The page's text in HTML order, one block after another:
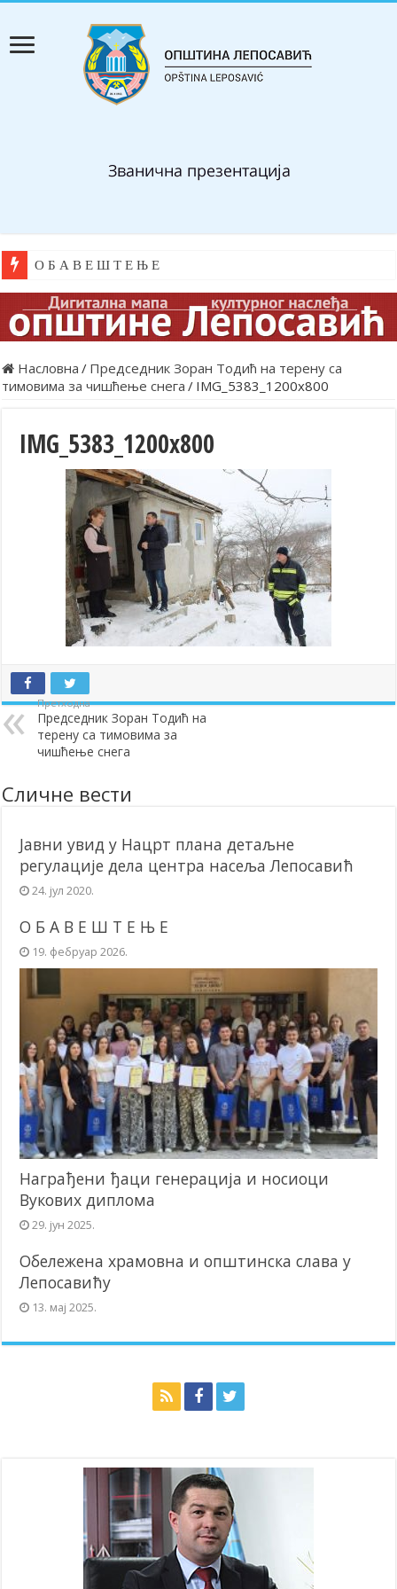
О Б А В Е Ш Т Е Њ Е
Насловна / Председник Зоран Тодић на терену са
тимовима за чишћење снега / IMG_5383_1200x800
IMG_5383_1200x800
Претходна
Председник Зоран Тодић на
терену са тимовима за
чишћење снега
Сличне вести
Јавни увид у Нацрт плана детаљне
регулације дела центра насеља Лепосавић
24. јул 2020.
О Б А В Е Ш Т Е Њ Е
19. фебруар 2026.
Награђени ђаци генерација и носиоци
Вукових диплома
29. јун 2025.
Обележена храмовна и општинска слава у
Лепосавићу
13. мај 2025.